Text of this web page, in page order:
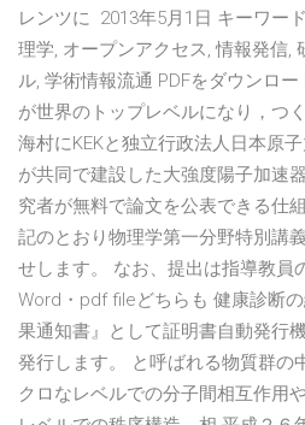
レンツに 2013年5月1日 キーワー
理学, オープンアクセス, 情報発信,
ル, 学術情報流通 PDFをダウンロ
が世界のトップレベルになり，つ
海村にKEKと独立行政法人日本原子
が共同で建設した大強度陽子加速
究者が無料で論文を公表できる仕
記のとおり物理学第一分野特別講
せします。 なお、提出は指導教員
Word・pdf fileどちらも 健康診断
果通知書』として証明書自動発行
発行します。 と呼ばれる物質群の
クロなレベルでの分子間相互作用